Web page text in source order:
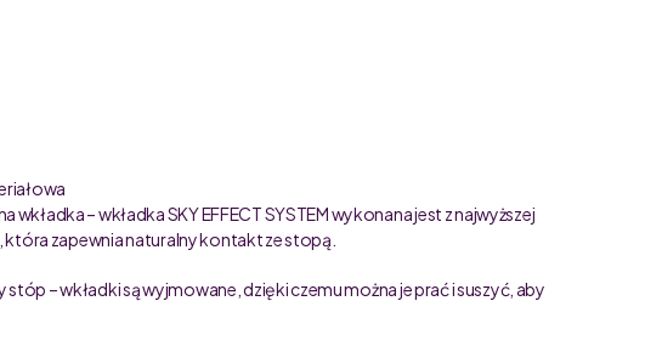
– wkładka SKY EFFECT SYSTEM wykonana jest z najwyższej
zapewnia naturalny kontakt ze stopą.
– wkładki są wyjmowane, dzięki czemu można je prać i suszyć, aby